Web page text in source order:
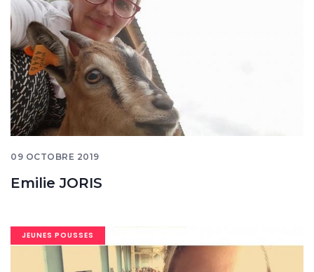
09 OCTOBRE 2019
Emilie JORIS
JEUNES POUSSES
Image
banner